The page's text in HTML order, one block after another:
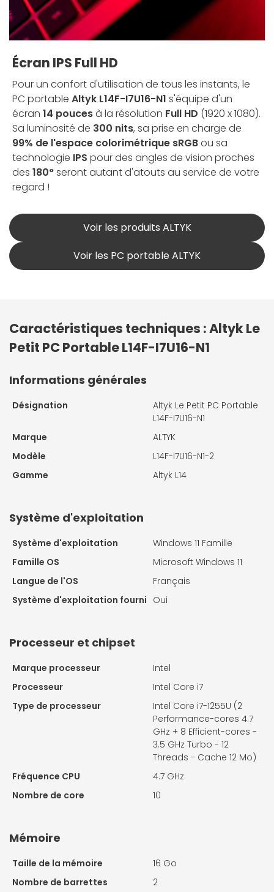
Écran IPS Full HD
Pour un confort d'utilisation de tous les instants, le
PC portable Altyk L14F-I7U16-N1 s'équipe d'un
écran 14 poucesà la résolution Full HD (1920 x 1080).
Sa luminosité de 300 nits, sa prise en charge de
99% de l'espace colorimétrique sRGBou sa
technologie IPS pour des angles de vision proches
des 180°seront autant d'atouts au service de votre
regard !
Voir les produits ALTYK
Voir les PC portable ALTYK
Caractéristiques techniques : Altyk Le
Petit PC Portable L14F-I7U16-N1
Informations générales
Désignation
Altyk Le Petit PC Portable
L14F-I7U16-N1
Marque
ALTYK
Modèle
L14F-I7U16-N1-2
Gamme
Altyk L14
Système d'exploitation
Système d'exploitation
Windows 11 Famille
Famille OS
Microsoft Windows 11
Langue de l'OS
Français
Système d'exploitation fourni Oui
Processeur et chipset
Marque processeur
Intel
Processeur
Intel Core i7
Type de processeur
Intel Core i7-1255U (2
Performance-cores 4.7
GHz + 8 Efficient-cores -
3.5 GHz Turbo - 12
Threads - Cache 12 Mo)
Fréquence CPU
4.7 GHz
Nombre de core
10
Mémoire
Taille de la mémoire
16 Go
Nombre de barrettes
2